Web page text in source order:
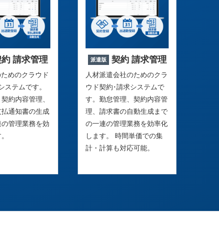
請求管理
めのクラウド
ステムです。
約内容管理、
通知書の生成
管理業務を効
派遣版 契約 請求管理
人材派遣会社のためのクラ
ウド契約･請求システムで
す。勤怠管理、契約内容管
理、請求書の自動生成まで
の一連の管理業務を効率化
します。 時間単価での集
計・計算も対応可能。